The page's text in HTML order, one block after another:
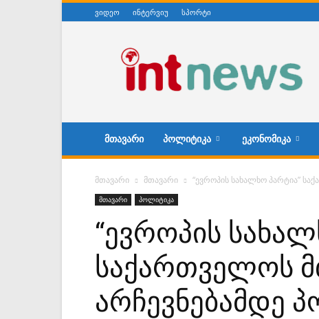
ვიდეო ინტერვიუ სპორტი
ინტერნეტნიუსი
ᲛᲗᲐᲕᲐᲠᲘ ᲞᲝᲚᲘᲢᲘᲙᲐ ᲔᲙᲝᲜᲝᲛᲘᲙᲐ
მთავარი მთავარი “ევროპის სახალხო პარტია”
მთავარი პოლიტიკა
“ევროპის
საქართველოს
არჩევნებამდე